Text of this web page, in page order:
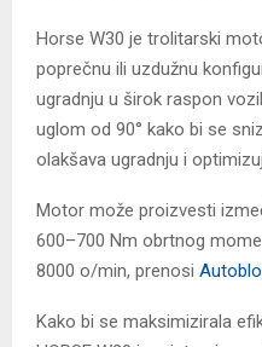
Horse W30 je trolitarski
poprečnu ili uzdužnu
ugradnju u širok raspon
uglom od 90° kako bi se
olakšava ugradnju i
Motor može proizvesti
600–700 Nm obrtnog
8000 o/min, prenosi
Kako bi se maksimizirala